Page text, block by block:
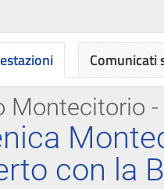
Montecitorio
con la
Comunicati